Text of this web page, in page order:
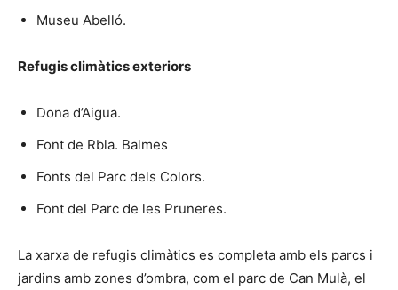
Museu Abelló.
Refugis climàtics exteriors
Dona d’Aigua.
Font de Rbla. Balmes
Fonts del Parc dels Colors.
Font del Parc de les Pruneres.
La xarxa de refugis climàtics es completa amb els parcs i
jardins amb zones d’ombra, com el parc de Can Mulà, el